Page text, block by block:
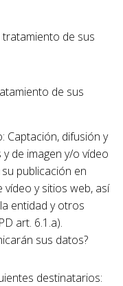
tratamiento de sus
de sus
Captación, difusión y
de imagen y/o vídeo
publicación en
y sitios web, así
entidad y otros
art. 6.1.a).
sus datos?
destinatarios: